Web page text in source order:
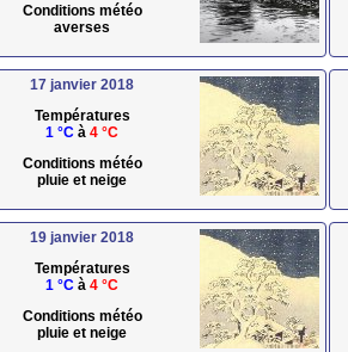
Conditions météo
averses
17 janvier 2018
Températures
1 °C à 4 °C
Conditions météo
pluie et neige
19 janvier 2018
Températures
1 °C à 4 °C
Conditions météo
pluie et neige